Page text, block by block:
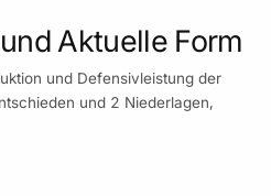
Aktuelle Form
und Defensivleistung der
und 2 Niederlagen,